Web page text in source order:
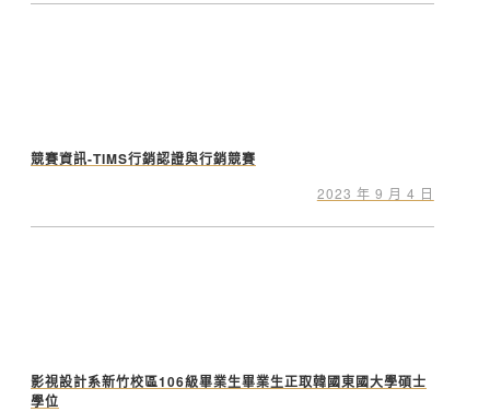
競賽資訊-TIMS行銷認證與行銷競賽
2023 年 9 月 4 日
影視設計系新竹校區106級畢業生畢業生正取韓國東國大學碩士
學位